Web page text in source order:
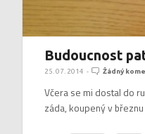
Budoucnost
25. 07. 2014 - Žádný
Včera se mi dostal do
záda, koupený v